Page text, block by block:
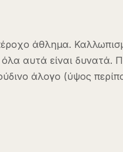
άθλημα.
αυτά είναι δυνατά.
άλογο (ύψος